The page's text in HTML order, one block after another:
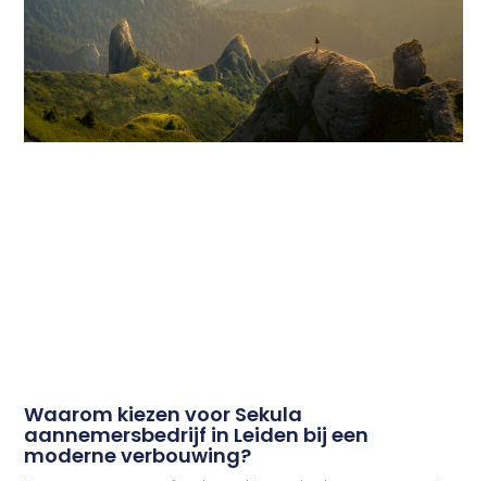
Waarom kiezen voor Sekula
aannemersbedrijf in Leiden bij een
moderne verbouwing?